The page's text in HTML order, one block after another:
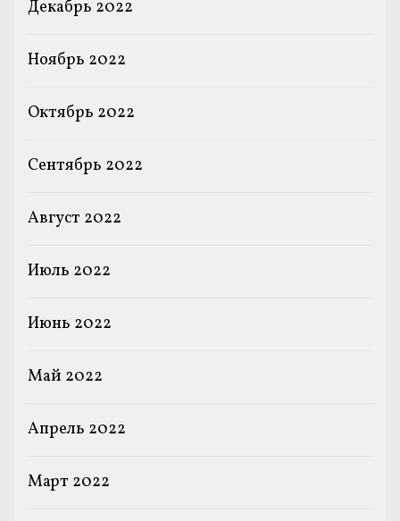
Декабрь 2022
Ноябрь 2022
Октябрь 2022
Сентябрь 2022
Август 2022
Июль 2022
Июнь 2022
Май 2022
Апрель 2022
Март 2022